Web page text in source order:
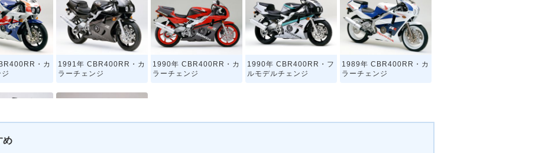
・カ
1991年 CBR400RR・カ
ラーチェンジ
1990年 CBR400RR・カ
ラーチェンジ
1990年 CBR400RR・フ
ルモデルチェンジ
1989年 CBR400RR・カ
ラーチェンジ
め